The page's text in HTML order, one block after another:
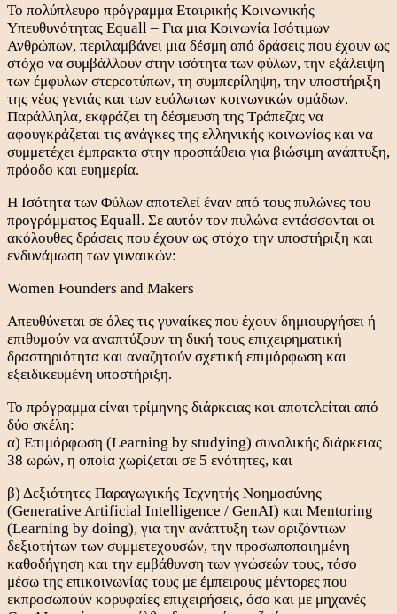
Το πολύπλευρο πρόγραμμα Εταιρικής Κοινωνικής
Υπευθυνότητας Equall – Για μια Κοινωνία Ισότιμων
Ανθρώπων, περιλαμβάνει μια δέσμη από δράσεις που έχουν ως
στόχο να συμβάλλουν στην ισότητα των φύλων, την εξάλειψη
των έμφυλων στερεοτύπων, τη συμπερίληψη, την υποστήριξη
της νέας γενιάς και των ευάλωτων κοινωνικών ομάδων.
Παράλληλα, εκφράζει τη δέσμευση της Τράπεζας να
αφουγκράζεται τις ανάγκες της ελληνικής κοινωνίας και να
συμμετέχει έμπρακτα στην προσπάθεια για βιώσιμη ανάπτυξη,
πρόοδο και ευημερία.
Η Ισότητα των Φύλων αποτελεί έναν από τους πυλώνες του
προγράμματος Equall. Σε αυτόν τον πυλώνα εντάσσονται οι
ακόλουθες δράσεις που έχουν ως στόχο την υποστήριξη και
ενδυνάμωση των γυναικών:
Women Founders and Makers
Απευθύνεται σε όλες τις γυναίκες που έχουν δημιουργήσει ή
επιθυμούν να αναπτύξουν τη δική τους επιχειρηματική
δραστηριότητα και αναζητούν σχετική επιμόρφωση και
εξειδικευμένη υποστήριξη.
Το πρόγραμμα είναι τρίμηνης διάρκειας και αποτελείται από
δύο σκέλη:
α) Επιμόρφωση (Learning by studying) συνολικής διάρκειας
38 ωρών, η οποία χωρίζεται σε 5 ενότητες, και
β) Δεξιότητες Παραγωγικής Τεχνητής Νοημοσύνης
(Generative Artificial Intelligence / GenAI) και Μentoring
(Learning by doing), για την ανάπτυξη των οριζόντιων
δεξιοτήτων των συμμετεχουσών, την προσωποποιημένη
καθοδήγηση και την εμβάθυνση των γνώσεών τους, τόσο
μέσω της επικοινωνίας τους με έμπειρους μέντορες που
εκπροσωπούν κορυφαίες επιχειρήσεις, όσο και με μηχανές